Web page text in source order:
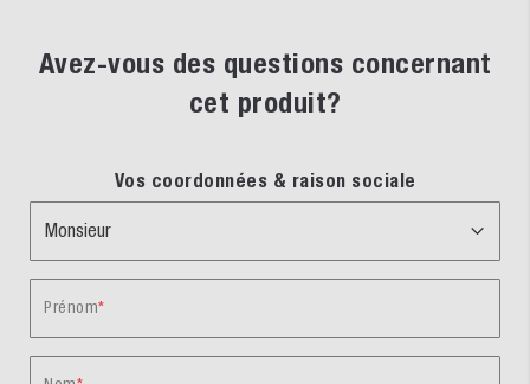
Avez-vous des questions concernant
cet produit?
Vos coordonnées & raison sociale
Prénom